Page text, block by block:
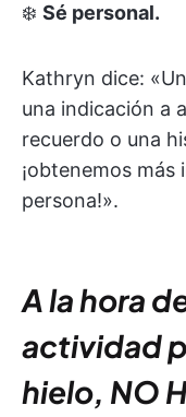
❄️ Sé personal.
Kathryn dice:
una indicación a
recuerdo o una
¡obtenemos
persona!».
A la hora
actividad
hielo, NO